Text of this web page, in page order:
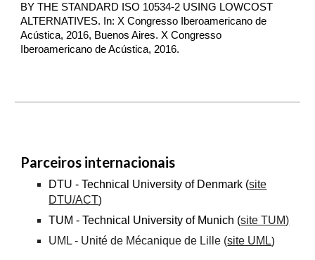
BY THE STANDARD ISO 10534-2 USING LOWCOST
ALTERNATIVES. In: X Congresso Iberoamericano de
Acústica, 2016, Buenos Aires. X Congresso
Iberoamericano de Acústica, 2016.
Parceiros internacionais
DTU-Technical University of Denmark (site
DTU/ACT)
TUM-Technical University of Munich (site TUM)
UML - Unité de Mécanique de Lille (site UML)